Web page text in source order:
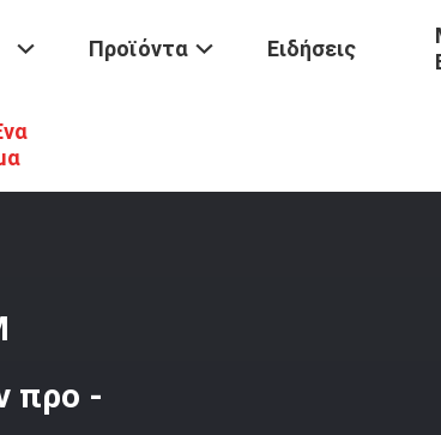
Προϊόντα Ειδήσεις
Υπαίθριο Καλώδιο SM Ξεμπλοκαρίσματος
προ -